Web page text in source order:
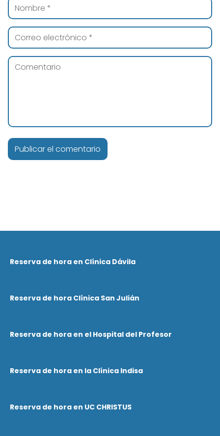
Reserva de hora en Clínica Dávila
Reserva de hora Clínica San Julián
Reserva de hora en el Hospital del Profesor
Reserva de hora en la Clínica Indisa
Reserva de hora en UC CHRISTUS